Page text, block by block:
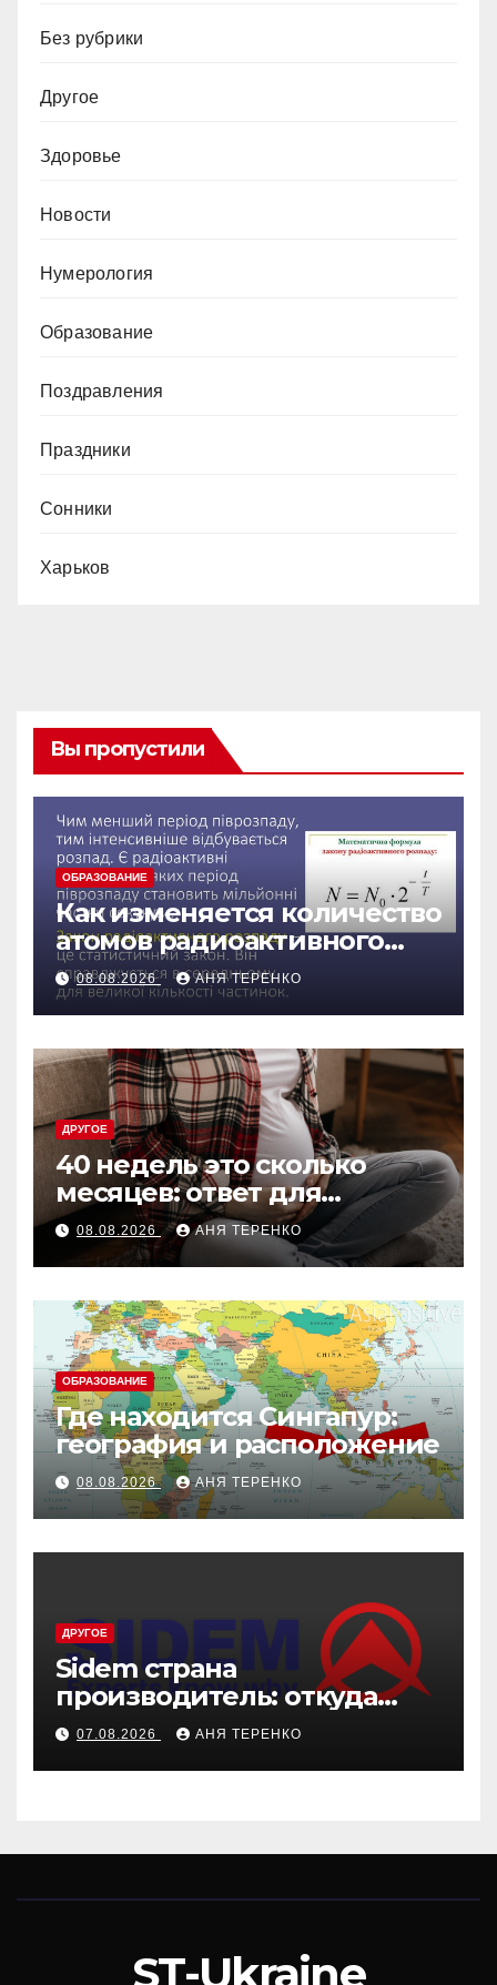
Без рубрики
Другое
Здоровье
Новости
Нумерология
Образование
Поздравления
Праздники
Сонники
Харьков
Вы пропустили
ОБРАЗОВАНИЕ
Как изменяется количество
атомов радиоактивного
препарата со временем
08.08.2026 АНЯ ТЕРЕНКО
ДРУГОЕ
40 недель это сколько
месяцев: ответ для
беременных и не только
08.08.2026 АНЯ ТЕРЕНКО
ОБРАЗОВАНИЕ
Где находится Сингапур:
география и расположение
08.08.2026 АНЯ ТЕРЕНКО
ДРУГОЕ
Sidem страна
производитель: откуда
родом эти детали
07.08.2026 АНЯ ТЕРЕНКО
ST-Ukraine